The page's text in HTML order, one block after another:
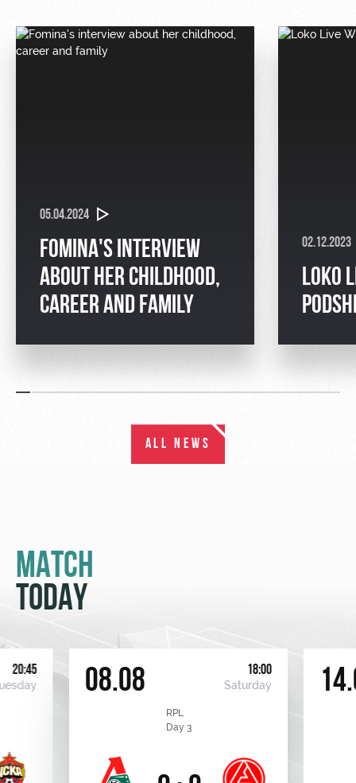
05.04.2024
FOMINA'S INTERVIEW
ABOUT HER CHILDHOOD,
CAREER AND FAMILY
02.12.2023
LOKO
ALL NEWS
MATCH
TODAY
20:45 08.08 18:00
Saturday
RPL
Day 3